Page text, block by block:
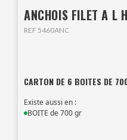
ANCHOIS FILET A L
REF 5460ANC
CARTON DE 6 BOITES DE
Existe aussi en :
BOITE de 700 gr